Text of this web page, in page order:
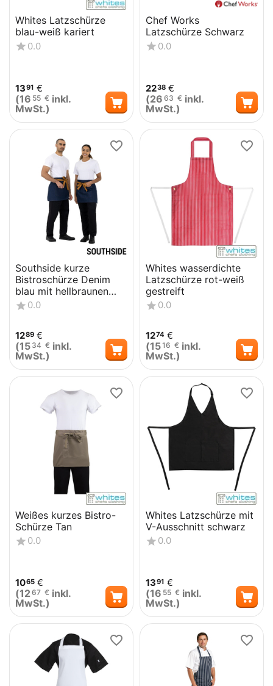
Whites Latzschürze
blau-weiß kariert
0.0
1391 €
(16 55 € inkl.
MwSt.)
Chef Works
Latzschürze Schwarz
0.0
2238 €
(26 63 € inkl.
MwSt.)
Southside kurze
Bistroschürze Denim
blau mit hellbraunen
Bändern
0.0
1289 €
(15 34 € inkl.
MwSt.)
Whites wasserdichte
Latzschürze rot-weiß
gestreift
0.0
1274 €
(1516 € inkl.
MwSt.)
Weißes kurzes Bistro-
Schürze Tan
0.0
1065 €
(1267 € inkl.
MwSt.)
Whites Latzschürze mit
V-Ausschnitt schwarz
0.0
1391 €
(16 55 € inkl.
MwSt.)